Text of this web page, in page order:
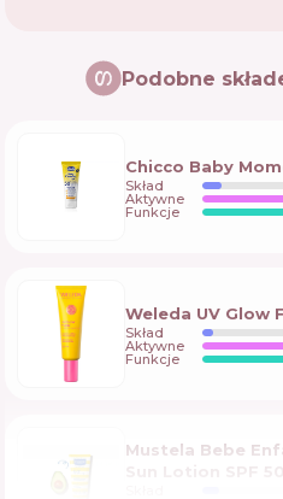
Podobne
Chicco Baby
Skład
Aktywne
Funkcje
Weleda UV Glow
Skład
Aktywne
Funkcje
Mustela Bebe